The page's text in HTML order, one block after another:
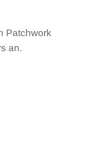
Patchwork
an.